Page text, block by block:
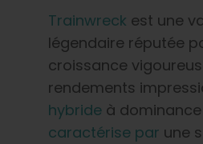
Trainwreck est une
légendaire réputée
croissance
rendements
hybride à
caractérise par une